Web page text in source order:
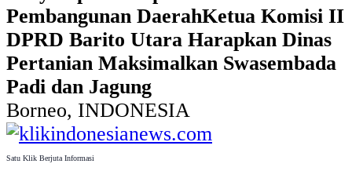
Pembangunan DaerahKetua Komisi II
DPRD Barito Utara Harapkan Dinas
Pertanian Maksimalkan Swasembada
Padi dan Jagung
Borneo, INDONESIA
Satu Klik Berjuta Informasi